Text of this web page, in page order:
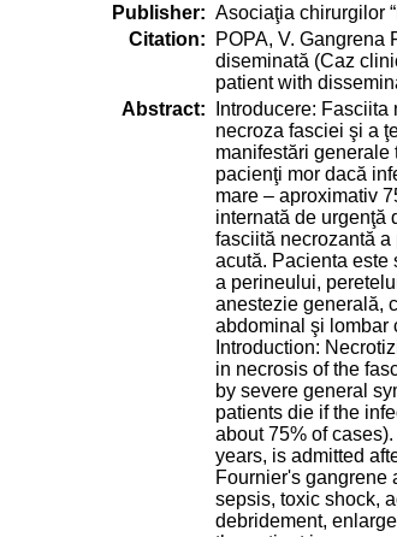
Publisher: Asociaţia chirurgilor
Citation:
POPA, V. Gangrena
diseminată (Caz
patient with
Abstract:
Introducere:
necroza fasciei şi a
manifestări generale
pacienţi mor dacă
mare – aproximativ
internată de urgenţă
fasciită necrozantă
acută. Pacienta este
a perineului,
anestezie generală,
abdominal şi lombar
Introduction:
in necrosis of the
by severe general
patients die if the
about 75% of
years, is admitted
Fournier's gangrene
sepsis, toxic shock,
debridement,